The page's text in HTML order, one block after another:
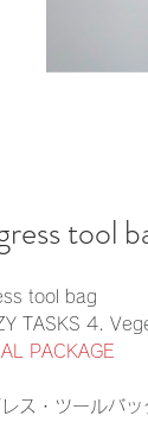
tool
tool bag
TASKS 4.
PACKAGE
ス・ツールバ